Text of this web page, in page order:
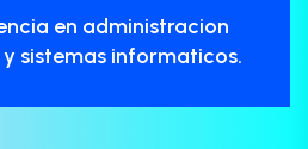
en administracion
y sistemas informaticos.